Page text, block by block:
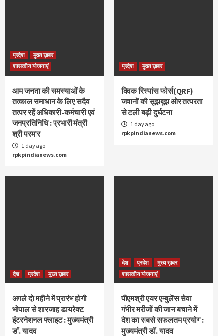
प्रदेश
मुख्य ख़बर
शासकीय योजनाएं
आम जनता की समस्याओं के
तत्काल समाधान के लिए सदैव
तत्पर रहें अधिकारी-कर्मचारी एवं
जनप्रतिनिधि : प्रभारी मंत्री
श्री परमार
1 day ago
rpkpindianews.com
प्रदेश मुख्य ख़बर
क्विक रिस्पांस फोर्स(QRF)
जवानों की सूझबूझ ओर तत्परता
से टली बड़ी दुर्घटना
1 day ago
rpkpindianews.com
देश प्रदेश मुख्य ख़बर
अगले दो महीने में प्रारंभ होगी
भोपाल से शारजाह डायरेक्ट
इंटरनेशनल फ्लाइट : मुख्यमंत्री
डॉ. यादव
देश प्रदेश
मुख्य ख़बर
शासकीय योजनाएं
पीएमश्री एयर एम्बुलेंस सेवा
गंभीर मरीजों की जान बचाने में
देश का सबसे सफलतम प्रयोग :
मुख्यमंत्री डॉ. यादव